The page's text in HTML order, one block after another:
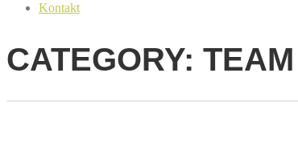
Kontakt
CATEGORY: TEAM